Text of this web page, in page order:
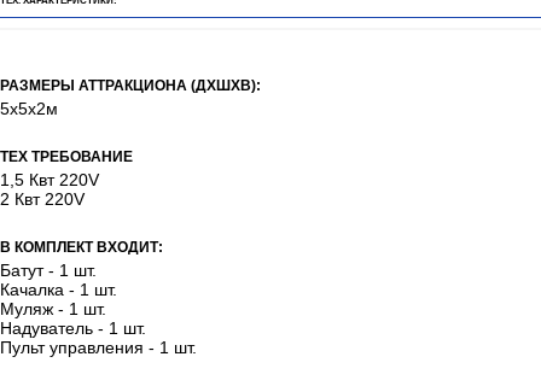
РАЗМЕРЫ АТТРАКЦИОНА (ДХШХВ):
5х5х2м
ТЕХ ТРЕБОВАНИЕ
1,5 Квт 220V
2 Квт 220V
В КОМПЛЕКТ ВХОДИТ:
Батут - 1 шт.
Качалка - 1 шт.
Муляж - 1 шт.
Надуватель - 1 шт.
Пульт управления - 1 шт.